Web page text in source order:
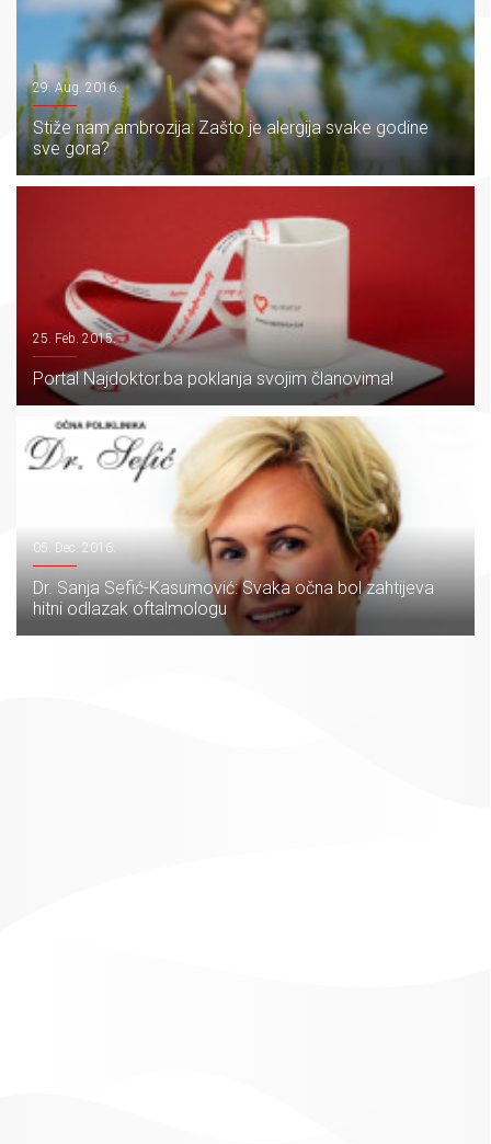
29. Aug. 2016.
Stiže nam ambrozija: Zašto je alergija svake godine
sve gora?
25. Feb. 2015.
Portal Najdoktor.ba poklanja svojim članovima!
05. Dec. 2016.
Dr. Sanja Sefić-Kasumović: Svaka očna bol zahtijeva
hitni odlazak oftalmologu